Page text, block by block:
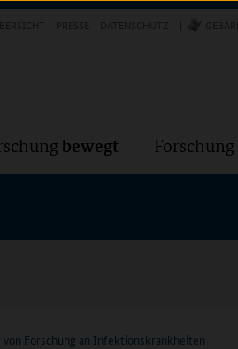
bewegt Forschung
Forschung an Infektionskrankheiten
Forschung